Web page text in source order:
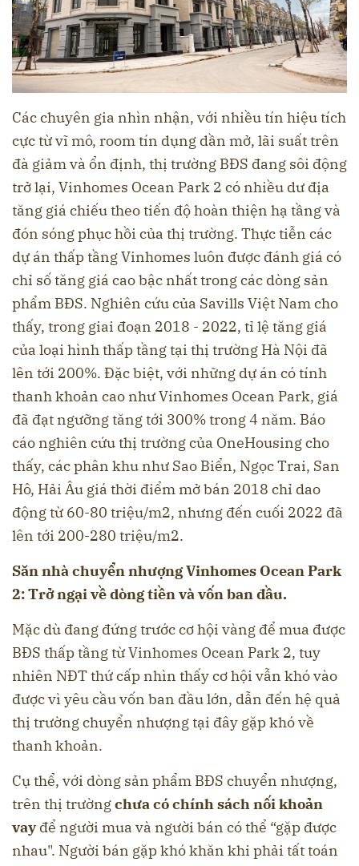
Các chuyên gia nhìn nhận, với nhiều tín hiệu tích
cực từ vĩ mô, room tín dụng dần mở, lãi suất trên
đà giảm và ổn định, thị trường BĐS đang sôi động
trở lại, Vinhomes Ocean Park 2 có nhiều dư địa
tăng giá chiếu theo tiến độ hoàn thiện hạ tầng và
đón sóng phục hồi của thị trường. Thực tiễn các
dự án thấp tầng Vinhomes luôn được đánh giá có
chỉ số tăng giá cao bậc nhất trong các dòng sản
phẩm BĐS. Nghiên cứu của Savills Việt Nam cho
thấy, trong giai đoạn 2018 - 2022, tỉ lệ tăng giá
của loại hình thấp tầng tại thị trường Hà Nội đã
lên tới 200%. Đặc biệt, với những dự án có tính
thanh khoản cao như Vinhomes Ocean Park, giá
đã đạt ngưỡng tăng tới 300% trong 4 năm. Báo
cáo nghiên cứu thị trường của OneHousing cho
thấy, các phân khu như Sao Biển, Ngọc Trai, San
Hô, Hải Âu giá thời điểm mở bán 2018 chỉ dao
động từ 60-80 triệu/m2, nhưng đến cuối 2022 đã
lên tới 200-280 triệu/m2.
Săn nhà chuyển nhượng Vinhomes Ocean Park
2: Trở ngại về dòng tiền và vốn ban đầu.
Mặc dù đang đứng trước cơ hội vàng để mua được
BĐS thấp tầng từ Vinhomes Ocean Park 2, tuy
nhiên NĐT thứ cấp nhìn thấy cơ hội vẫn khó vào
được vì yêu cầu vốn ban đầu lớn, dẫn đến hệ quả
thị trường chuyển nhượng tại đây gặp khó về
thanh khoản.
Cụ thể, với dòng sản phẩm BĐS chuyển nhượng,
trên thị trườngchưa có chính sách nối khoản
vayđể người mua và người bán có thể “gặp được
nhau". Người bán gặp khó khăn khi phải tất toán